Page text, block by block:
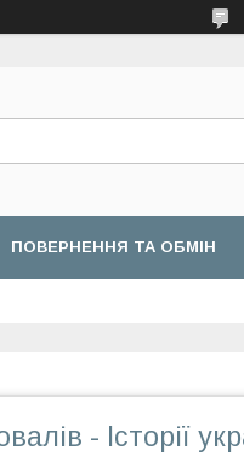
ПОВЕРНЕННЯ ТА ОБМІН
- Історії